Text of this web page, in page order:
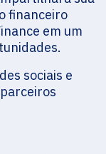
financeiro
em um
sociais e